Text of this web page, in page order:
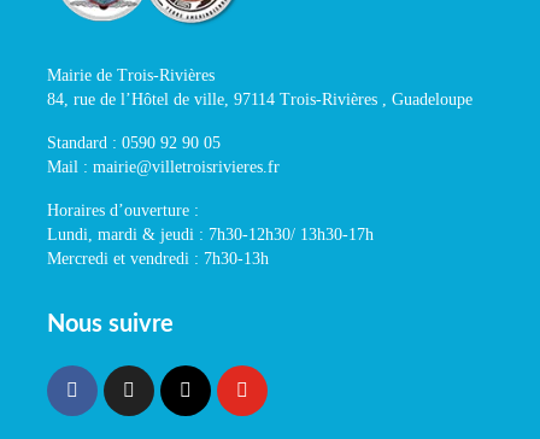
Mairie de Trois-Rivières
84, rue de l’Hôtel de ville, 97114 Trois-Rivières , Guadeloupe
Standard : 0590 92 90 05
Mail : mairie@villetroisrivieres.fr
Horaires d’ouverture :
Lundi, mardi & jeudi : 7h30-12h30/ 13h30-17h
Mercredi et vendredi : 7h30-13h
Nous suivre